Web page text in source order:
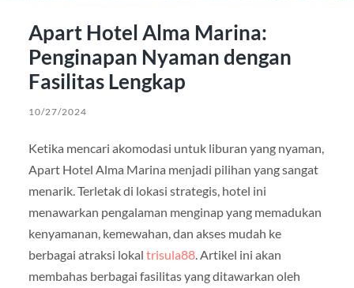
Apart Hotel Alma Marina:
Penginapan Nyaman dengan
Fasilitas Lengkap
10/27/2024
Ketika mencari akomodasi untuk liburan yang nyaman,
Apart Hotel Alma Marina menjadi pilihan yang sangat
menarik. Terletak di lokasi strategis, hotel ini
menawarkan pengalaman menginap yang memadukan
kenyamanan, kemewahan, dan akses mudah ke
berbagai atraksi lokal trisula88. Artikel ini akan
membahas berbagai fasilitas yang ditawarkan oleh